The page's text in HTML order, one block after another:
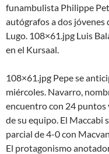
funambulista Philippe
autógrafos a dos jóvenes
Lugo. 108×61.jpg Luis
en el Kursaal.
108×61.jpg Pepe se
miércoles. Navarro,
encuentro con 24
de su equipo. El Maccabi
parcial de 4-0 con
El protagonismo